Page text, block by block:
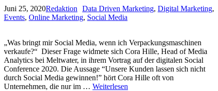
Juni 25, 2020Redaktion Data Driven Marketing, Digital Marketing,
Events, Online Marketing, Social Media
„Was bringt mir Social Media, wenn ich Verpackungsmaschinen
verkaufe?“ Dieser Frage widmete sich Cora Hille, Head of Media
Analytics bei Meltwater, in ihrem Vortrag auf der digitalen Social
Conference 2020. Die Aussage “Unsere Kunden lassen sich nicht
durch Social Media gewinnen!” hört Cora Hille oft von
Unternehmen, die nur im … Weiterlesen